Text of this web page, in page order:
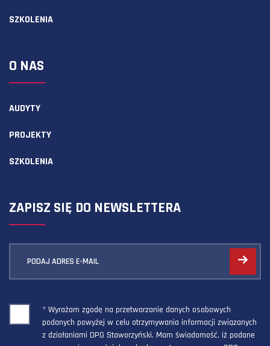
SZKOLENIA
O NAS
AUDYTY
PROJEKTY
SZKOLENIA
ZAPISZ SIĘ DO NEWSLETTERA
PODAJ ADRES E-MAIL
* Wyrażam zgodę na przetwarzanie danych osobowych
podanych powyżej w celu otrzymywania informacji związanych
z działaniami DPG Staworzyński. Mam świadomość, iż podane